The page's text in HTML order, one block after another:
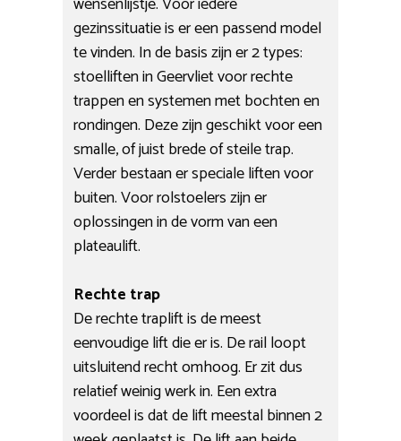
gezinssituatie is er een passend model
te vinden. In de basis zijn er 2 types:
stoelliften in Geervliet voor rechte
trappen en systemen met bochten en
rondingen. Deze zijn geschikt voor een
smalle, of juist brede of steile trap.
Verder bestaan er speciale liften voor
buiten. Voor rolstoelers zijn er
oplossingen in de vorm van een
plateaulift.
Rechte trap
De rechte traplift is de meest
eenvoudige lift die er is. De rail loopt
uitsluitend recht omhoog. Er zit dus
relatief weinig werk in. Een extra
voordeel is dat de lift meestal binnen 2